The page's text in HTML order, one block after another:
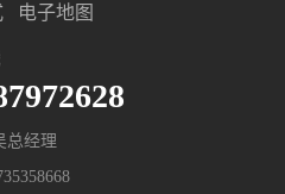
电子地图
总经理